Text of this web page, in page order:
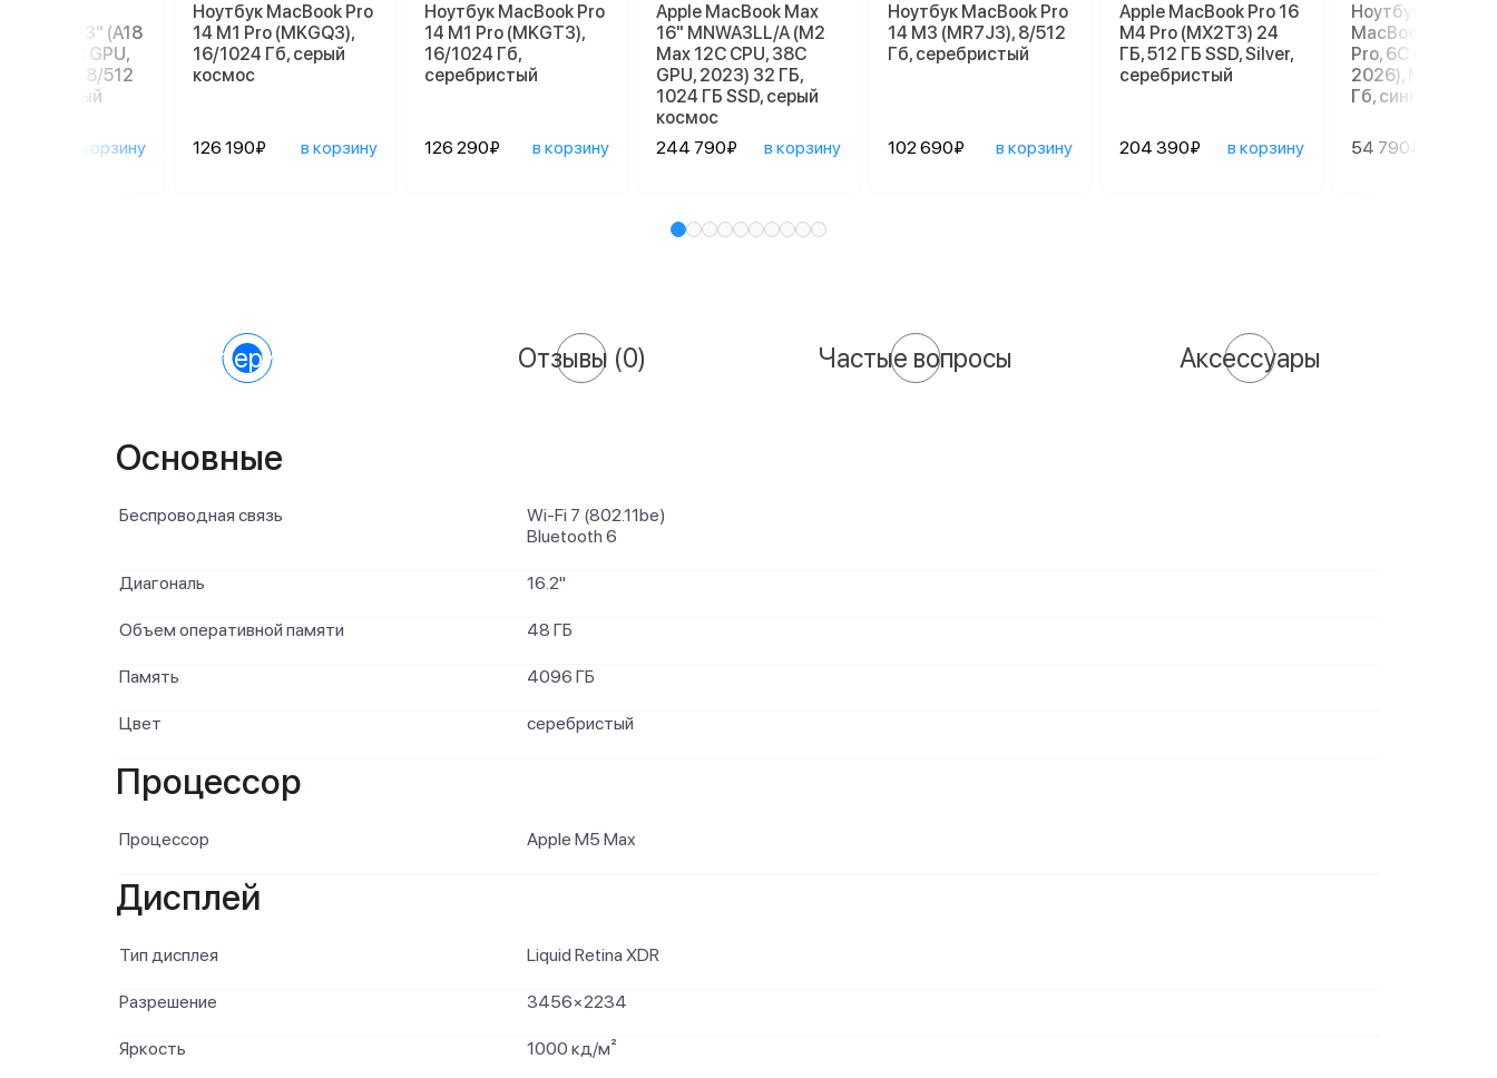
Neo 13" (A18
СPU/5С GPU,
MHFC4, 8/512
в корзину
Ноутбук MacBook Pro
14 M1 Pro (MKGQ3),
16/1024 Гб, серый
космос
126 190₽ в корзину
Ноутбук MacBook Pro
14 M1 Pro (MKGT3),
16/1024 Гб,
серебристый
126 290₽ в корзину
Apple MacBook Max
16" MNWA3LL/A (M2
Max 12C CPU, 38C
GPU, 2023) 32 ГБ,
1024 ГБ SSD, серый
космос
244 790₽
в корзину
Ноутбук MacBook Pro
14 M3 (MR7J3), 8/512
Гб, серебристый
102 690₽ в корзину
Apple MacBook Pro 16
M4 Pro (MX2T3) 24
ГБ, 512 ГБ SSD, Silver,
серебристый
204 390₽ в корзину
Ноутбук Apple
MacBook Neo 13"
Pro, 6C СPU/5С
2026), MHFF4,
Гб, синий индиго
54 790₽
Характеристики Отзывы (0) Частые вопросы Аксессуары
Основные
Беспроводная связь
Wi-Fi 7 (802.11be)
Bluetooth 6
Диагональ 16.2"
Объем оперативной памяти 48 ГБ
Память 4096 ГБ
Цвет серебристый
Процессор
Процессор Apple M5 Max
Дисплей
Тип дисплея Liquid Retina XDR
Разрешение 3456×2234
Яркость 1000 кд/м²